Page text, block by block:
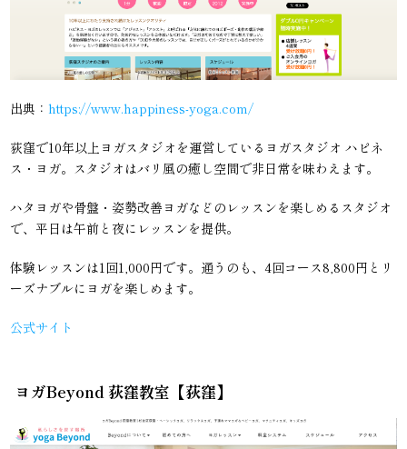
出典：https://www.happiness-yoga.com/
荻窪で10年以上ヨガスタジオを運営しているヨガスタジオ ハピネ
ス・ヨガ。スタジオはバリ風の癒し空間で非日常を味わえます。
ハタヨガや骨盤・姿勢改善ヨガなどのレッスンを楽しめるスタジオ
で、平日は午前と夜にレッスンを提供。
体験レッスンは1回1,000円です。通うのも、4回コース8,800円とリ
ーズナブルにヨガを楽しめます。
公式サイト
ヨガBeyond 荻窪教室【荻窪】